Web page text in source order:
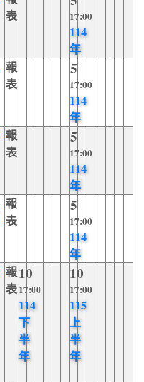
表
17:00
114
年
報
表
5
17:00
114
年
報
表
5
17:00
114
年
報
表
5
17:00
114
年
報
表
10
17:00
114
下
半
年
10
17:00
115
上
半
年